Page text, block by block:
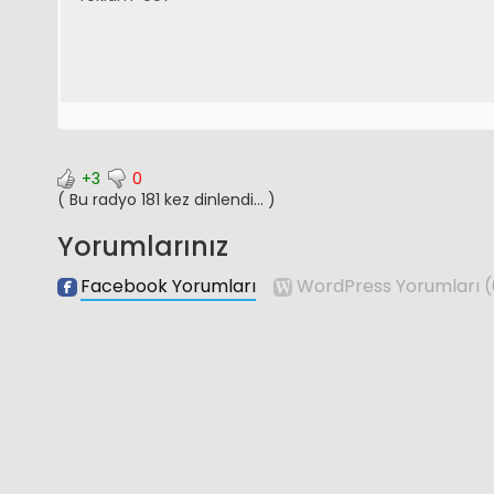
+3
0
( Bu radyo 181 kez dinlendi... )
Yorumlarınız
Facebook Yorumları WordPress Yorumları